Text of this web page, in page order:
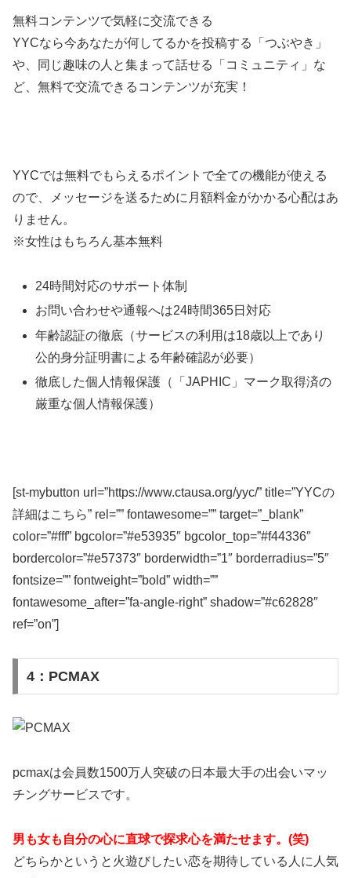
無料コンテンツで気軽に交流できる
YYCなら今あなたが何してるかを投稿する「つぶやき」
や、同じ趣味の人と集まって話せる「コミュニティ」な
ど、無料で交流できるコンテンツが充実！
YYCでは無料でもらえるポイントで全ての機能が使える
ので、メッセージを送るために月額料金がかかる心配はあ
りません。
※女性はもちろん基本無料
24時間対応のサポート体制
お問い合わせや通報へは24時間365日対応
年齢認証の徹底（サービスの利用は18歳以上であり
公的身分証明書による年齢確認が必要）
徹底した個人情報保護（「JAPHIC」マーク取得済の
厳重な個人情報保護）
[st-mybutton url=”https://www.ctausa.org/yyc/” title=”YYCの
詳細はこちら” rel=”” fontawesome=”” target=”_blank”
color=”#fff” bgcolor=”#e53935″ bgcolor_top=”#f44336″
bordercolor=”#e57373″ borderwidth=”1″ borderradius=”5″
fontsize=”” fontweight=”bold” width=””
fontawesome_after=”fa-angle-right” shadow=”#c62828″
ref=”on”]
4：PCMAX
pcmaxは会員数1500万人突破の日本最大手の出会いマッ
チングサービスです。
男も女も自分の心に直球で探求心を満たせます。(笑)
どちらかというと火遊びしたい恋を期待している人に人気